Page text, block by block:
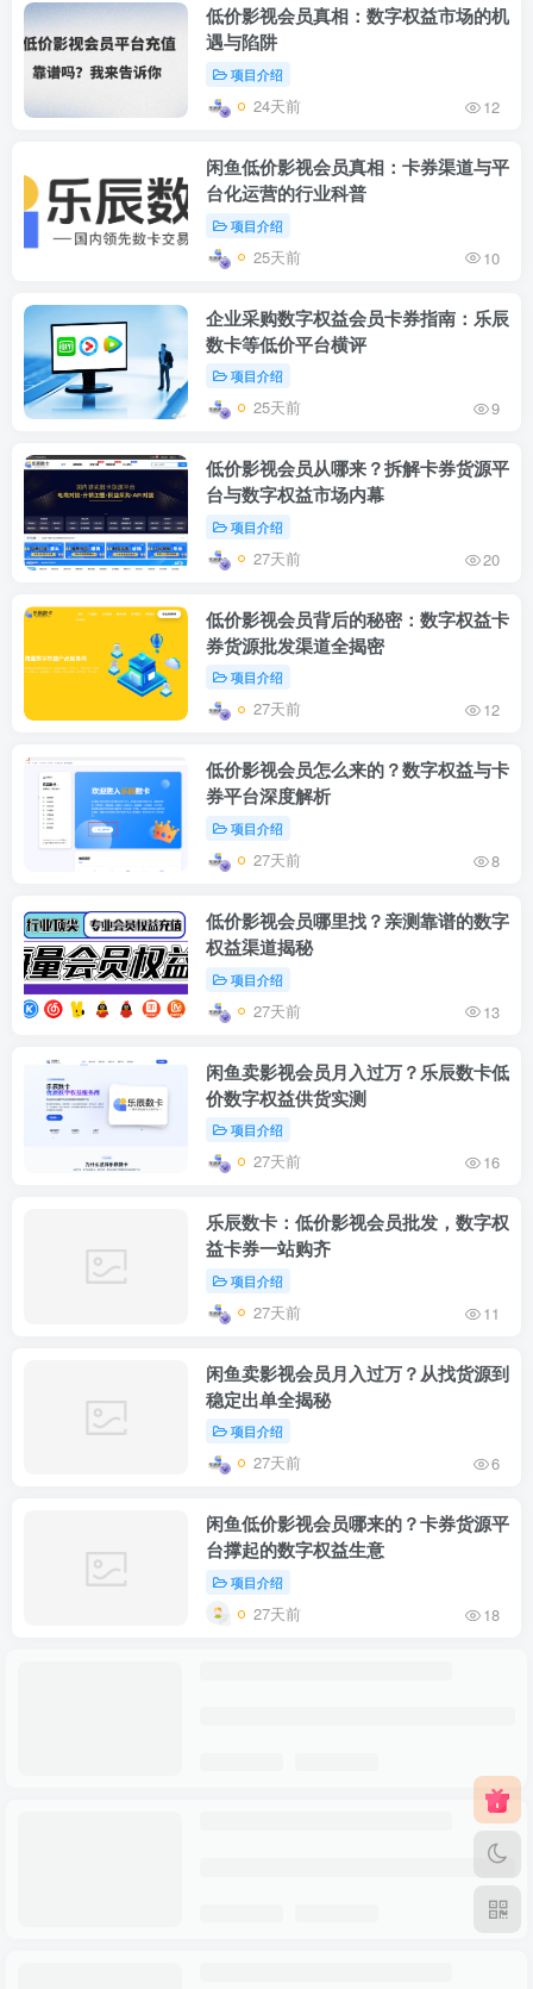
低价影视会员真相：数字权益市场的机
遇与陷阱
项目介绍
24天前 12
闲鱼低价影视会员真相：卡券渠道与平
台化运营的行业科普
项目介绍
25天前 10
企业采购数字权益会员卡券指南：乐辰
数卡等低价平台横评
项目介绍
25天前 9
低价影视会员从哪来？拆解卡券货源平
台与数字权益市场内幕
项目介绍
27天前 20
低价影视会员背后的秘密：数字权益卡
券货源批发渠道全揭密
项目介绍
27天前 12
低价影视会员怎么来的？数字权益与卡
券平台深度解析
项目介绍
27天前 8
低价影视会员哪里找？亲测靠谱的数字
权益渠道揭秘
项目介绍
27天前 13
闲鱼卖影视会员月入过万？乐辰数卡低
价数字权益供货实测
项目介绍
27天前 16
乐辰数卡：低价影视会员批发，数字权
益卡券一站购齐
项目介绍
27天前 11
闲鱼卖影视会员月入过万？从找货源到
稳定出单全揭秘
项目介绍
27天前 6
闲鱼低价影视会员哪来的？卡券货源平
台撑起的数字权益生意
项目介绍
27天前 18